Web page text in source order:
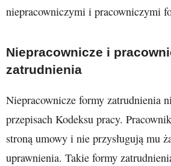
niepracowniczymi i pracowniczymi
Niepracownicze i
zatrudnienia
Niepracownicze formy zatrudnienia
przepisach Kodeksu pracy.
stroną umowy i nie przysługują mu
uprawnienia. Takie formy